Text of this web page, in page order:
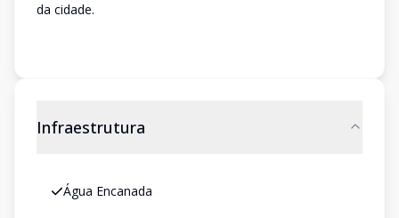
da cidade.
Infraestrutura
Água Encanada